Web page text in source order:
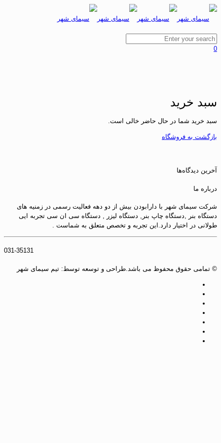
0
سبد خرید
سبد خرید شما در حال حاضر خالی است.
بازگشت به فروشگاه
آخرین دیدگاه‌ها
درباره ما
شرکت سیمای شهر با دارابودن بیش از دو دهه فعالیت رسمی در زمنیه های
دستگاه بنر ,دستگاه چاپ بنر, دستگاه لیزر , دستگاه سی ان سی تجربه ایی
طولانی در اختیار دارد.این تجربه و تخصص متعلق به شماست .
031-35131
© تمامی حقوق محفوظ می باشد.طراحی و توسعه توسط: تیم سیمای شهر